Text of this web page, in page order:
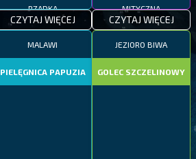
CZYTAJ WIĘCEJ CZYTAJ WIĘCEJ
MALAWI
PIELĘGNICA PAPUZIA
JEZIORO BIWA
GOLEC SZCZELINOWY